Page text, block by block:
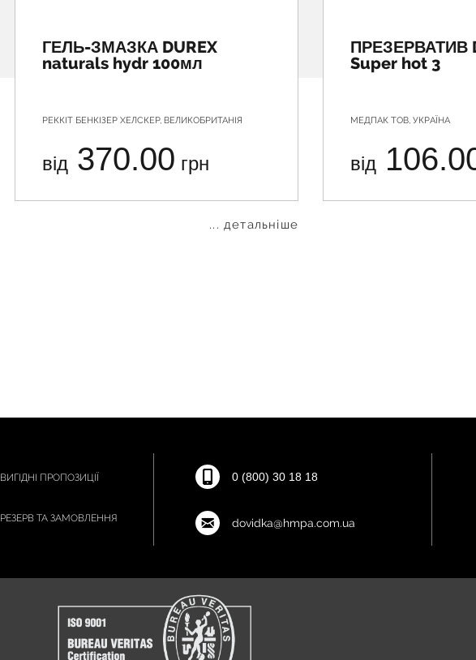
ГЕЛЬ-ЗМАЗКА DUREX
naturals hydr 100мл
РЕККІТ БЕНКІЗЕР ХЕЛСКЕР, ВЕЛИКОБРИТАНІЯ
від 370.00 грн
... детальніше
ПРЕЗЕРВАТИВ
Super hot 3
МЕДПАК ТОВ, УКРАЇНА
від
ВИГІДНІ ПРОПОЗИЦІЇ
РЕЗЕРВ ТА ЗАМОВЛЕННЯ
0 (800) 30 18 18
dovidka@hmpa.com.ua